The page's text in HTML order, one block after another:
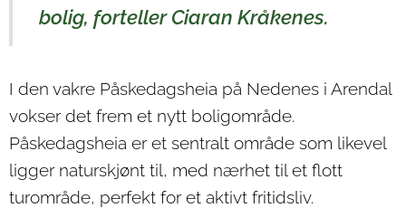
bolig, forteller Ciaran Kråkenes.
I den vakre Påskedagsheia på Nedenes i Arendal
vokser det frem et nytt boligområde.
Påskedagsheia er et sentralt område som likevel
ligger naturskjønt til, med nærhet til et flott
turområde, perfekt for et aktivt fritidsliv.